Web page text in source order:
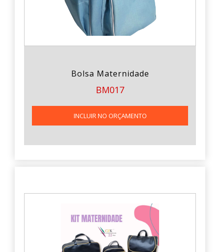
Bolsa Maternidade
BM017
INCLUIR NO ORÇAMENTO